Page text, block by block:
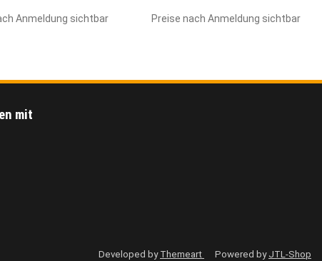
Anmeldung sichtbar Preise nach Anmeldung sichtbar
mit
Developed by Themeart Powered by JTL-Shop